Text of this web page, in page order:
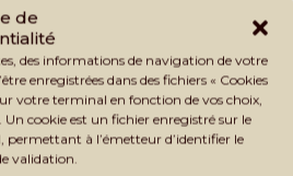
de
des informations de navigation de votre
enregistrées dans des fichiers « Cookies
votre terminal en fonction de vos choix,
cookie est un fichier enregistré sur le
permettant à l’émetteur d’identifier le
validation.
CAUTION DE VISA CDAT CECOGEC
CÉLÉBRATION NATIONALE CEMAC
CENOU CENSURE
CENTRALE SOLAIRE